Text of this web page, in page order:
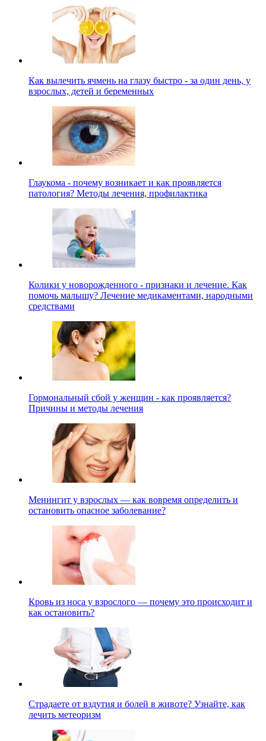
Как вылечить ячмень на глазу быстро - за один день, у
взрослых, детей и беременных
Глаукома - почему возникает и как проявляется
патология? Методы лечения, профилактика
Колики у новорожденного - признаки и лечение. Как
помочь малышу? Лечение медикаментами, народными
средствами
Гормональный сбой у женщин - как проявляется?
Причины и методы лечения
Менингит у взрослых — как вовремя определить и
остановить опасное заболевание?
Кровь из носа у взрослого — почему это происходит и
как остановить?
Страдаете от вздутия и болей в животе? Узнайте, как
лечить метеоризм